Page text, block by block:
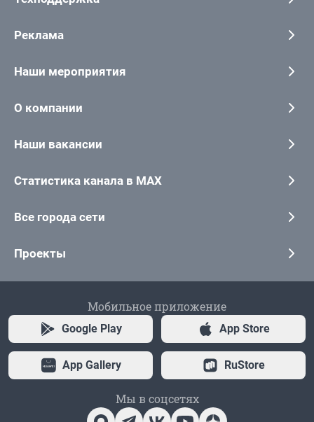
Реклама
Наши мероприятия
О компании
Наши вакансии
Статистика канала в MAX
Все города сети
Проекты
Мобильное приложение
Google Play App Store
App Gallery RuStore
Мы в соцсетях